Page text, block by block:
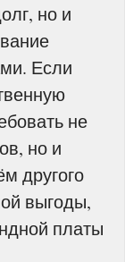
но и
Если
не
но и
другого
выгоды,
платы